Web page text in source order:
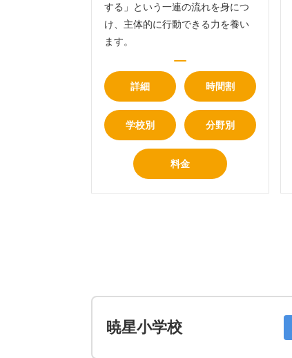
する」という一連の流れを身につ
け、主体的に行動できる力を養い
ます。
詳細 時間割
学校別 分野別
料金
暁星小学校